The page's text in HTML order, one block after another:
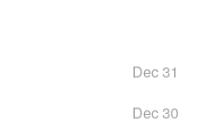
Dec 31
Dec 30